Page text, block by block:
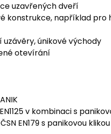
uzavřených dveří
konstrukce, například
únikové východy
otevírání
v kombinaci s
EN179 s panikovou klikou